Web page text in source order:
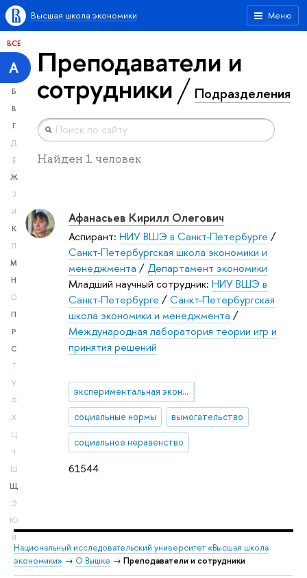
Меню
Высшая школа экономики
ВСЕ
А
Б
В
Г
Д
Е
Ж
З
И
К
Л
М
Н
О
П
Р
С
Т
У
Ф
Х
Ц
Ч
Ш
Щ
Э
Ю
Я
Преподаватели и
сотрудники Подразделения
Найден 1 человек
61544
Афанасьев Кирилл Олегович
Аспирант: НИУ ВШЭ в Санкт-Петербурге /
Санкт-Петербургская школа экономики и
менеджмента /Департамент экономики
Младший научный сотрудник: НИУ ВШЭ в
Санкт-Петербурге /Санкт-Петербургская
школа экономики и менеджмента /
Международная лаборатория теории игр и
принятия решений
экспериментальная экономика
социальные нормы вымогательство
социальное неравенство
Национальный исследовательский университет «Высшая школа
экономики» → О Вышке → Преподаватели и сотрудники